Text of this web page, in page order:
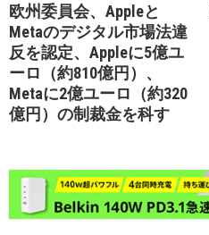
欧州委員会、Appleと
Metaのデジタル市場法違
反を認定、Appleに5億ユ
ーロ（約810億円）、
Metaに2億ユーロ（約320
億円）の制裁金を科す